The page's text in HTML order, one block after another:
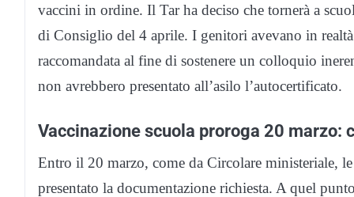
vaccini in ordine. Il Tar ha deciso che tornerà a
di Consiglio del 4 aprile. I genitori avevano in
raccomandata al fine di sostenere un colloquio
non avrebbero presentato all’asilo l’autocertificato.
Vaccinazione scuola proroga 20 marzo:
Entro il 20 marzo, come da Circolare ministeriale,
presentato la documentazione richiesta. A quel